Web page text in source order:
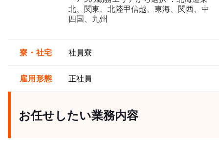
北、関東、北陸甲信越、東海、関西、中
四国、九州
寮・社宅 社員寮
雇用形態 正社員
お任せしたい業務内容